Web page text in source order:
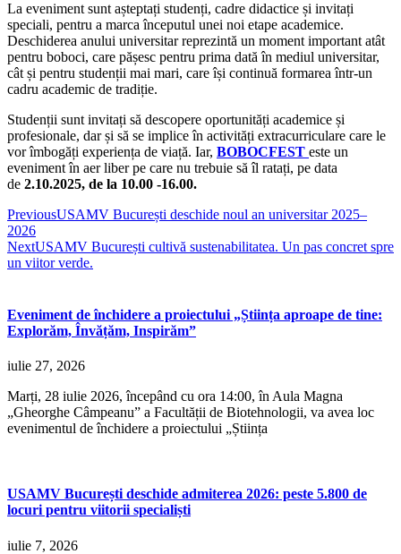
La eveniment sunt așteptați studenți, cadre didactice și invitați
speciali, pentru a marca începutul unei noi etape academice.
Deschiderea anului universitar reprezintă un moment important atât
pentru boboci, care pășesc pentru prima dată în mediul universitar,
cât și pentru studenții mai mari, care își continuă formarea într-un
cadru academic de tradiție.
Studenții sunt invitați să descopere oportunități academice și
profesionale, dar și să se implice în activități extracurriculare care le
vor îmbogăți experiența de viață. Iar, BOBOCFEST este un
eveniment în aer liber pe care nu trebuie să îl ratați, pe data
de 2.10.2025, de la 10.00 -16.00.
PreviousUSAMV București deschide noul an universitar 2025–
2026
NextUSAMV București cultivă sustenabilitatea. Un pas concret spre
un viitor verde.
Eveniment de închidere a proiectului „Știința aproape de tine:
Explorăm, Învățăm, Inspirăm”
iulie 27, 2026
Marți, 28 iulie 2026, începând cu ora 14:00, în Aula Magna
„Gheorghe Câmpeanu” a Facultății de Biotehnologii, va avea loc
evenimentul de închidere a proiectului „Știința
USAMV București deschide admiterea 2026: peste 5.800 de
locuri pentru viitorii specialiști
iulie 7, 2026